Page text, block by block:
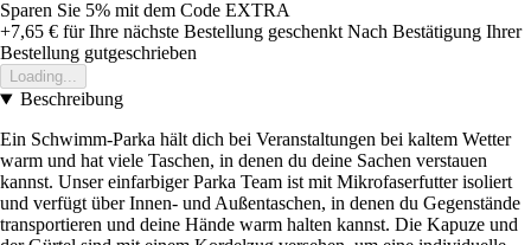
Sparen Sie 5% mit dem Code EXTRA
+7,65 € für Ihre nächste Bestellung geschenkt Nach Bestätigung Ihrer
Bestellung gutgeschrieben
Loading...
Beschreibung
Ein Schwimm-Parka hält dich bei Veranstaltungen bei kaltem Wetter
warm und hat viele Taschen, in denen du deine Sachen verstauen
kannst. Unser einfarbiger Parka Team ist mit Mikrofaserfutter isoliert
und verfügt über Innen- und Außentaschen, in denen du Gegenstände
transportieren und deine Hände warm halten kannst. Die Kapuze und